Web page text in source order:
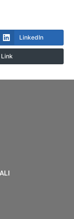
LinkedIn